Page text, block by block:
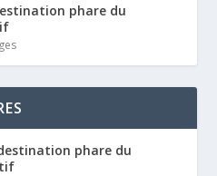
phare du
phare du